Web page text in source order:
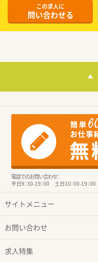
この求人に
問い合わせる
電話でのお問い合わせ：
平日9：30-19：00 土日10：00-19：00
サイトメニュー
お問い合わせ
求人特集